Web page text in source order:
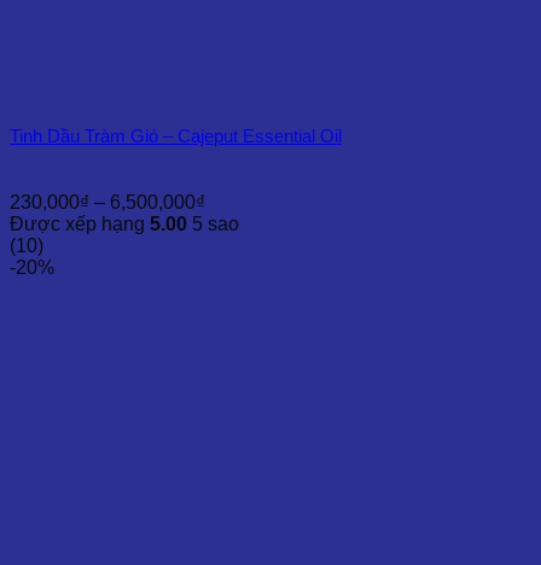
Tinh Dầu Tràm Gió – Cajeput Essential Oil
230,000₫ – 6,500,000₫
giá:
Được xếp hạng 5.00 5 sao
(10)
-20%